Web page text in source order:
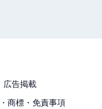
広告掲載
商標・免責事項